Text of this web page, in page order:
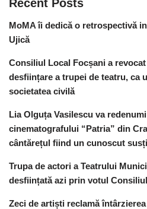
Recent Posts
MoMA îi dedică o retrospectivă
Ujică
Consiliul Local Focșani a
desființare a trupei de teatru, ca
societatea civilă
Lia Olguța Vasilescu va
cinematografului “Patria” din
cântărețul fiind un cunoscut
Trupa de actori a Teatrului
desființată azi prin votul
Zeci de artiști reclamă